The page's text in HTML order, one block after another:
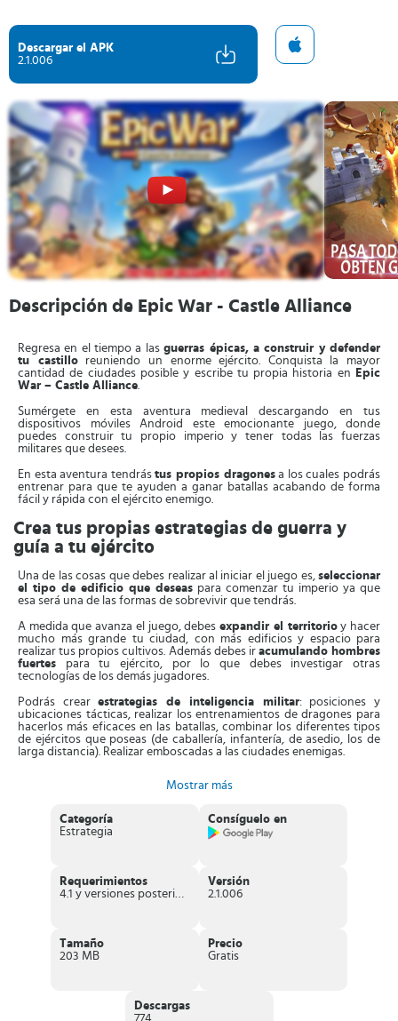
Descargar el APK
2.1.006
Descripción de Epic War - Castle Alliance
Regresa en el tiempo a lasguerras épicas, a construir y defender
tu castilloreuniendo un enorme ejército. Conquista la mayor
cantidad de ciudades posible y escribe tu propia historia en
Epic
War – Castle Alliance.
Sumérgete en esta aventura medieval descargando en tus
dispositivos móviles Android este emocionante juego, donde
puedes construir tu propio imperio y tener todas las fuerzas
militares que desees.
En esta aventura tendrástus propios dragonesa los cuales podrás
entrenar para que te ayuden a ganar batallas acabando de forma
fácil y rápida con el ejército enemigo.
Crea tus propias estrategias de guerra y
guía a tu ejército
Una de las cosas que debes realizar al iniciar el juego es, seleccionar
el tipo de edificio que deseas para comenzar tu imperio ya que
esa será una de las formas de sobrevivir que tendrás.
A medida que avanza el juego, debesexpandir el territorioy hacer
mucho más grande tu ciudad, con más edificios y espacio para
realizar tus propios cultivos. Además debes ir acumulando hombres
fuertes para tu ejército, por lo que debes investigar otras
tecnologías de los demás jugadores.
Podrás crearestrategias de inteligencia militar: posiciones y
ubicaciones tácticas, realizar los entrenamientos de dragones para
hacerlos más eficaces en las batallas, combinar los diferentes tipos
de ejércitos que poseas (de caballería, infantería, de asedio, los de
larga distancia). Realizar emboscadas a las ciudades enemigas.
Otra opción que tienes dentro del juego es
para que se unan a tu gran ejército. Tienes la
de batalla para que te ayuden aatacar y capturar a los
comandantesde ejércitos enemigos y poder ganar espectaculares
conquistar castillos de jugadores enemigos
utiliza tu inteligencia para derrotarlos, es la única manera de obtener
diferentes trofeos.
luchar juntos contra otros jugadores en
une los ejércitos, mientras más soldados tengas más fácil se hará
Mostrar más
Categoría
Estrategia
Consíguelo en
Requerimientos
4.1 y versiones posteriores
Versión
2.1.006
Tamaño
203 MB
Precio
Gratis
Descargas
774